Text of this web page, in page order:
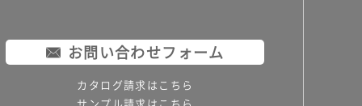
お問い合わせフォーム
カタログ請求はこちら
サンプル請求はこちら